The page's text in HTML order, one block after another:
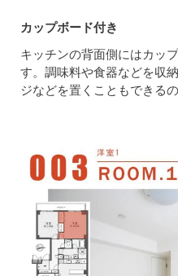
カップボード付き
キッチンの背面側にはカッ
す。調味料や食器などを収
ジなどを置くこともできる